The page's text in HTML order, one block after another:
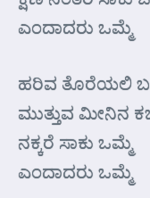
ಎಂದಾದರು ಒಮ್ಮೆ
ಹರಿವ ತೊರೆಯಲಿ
ಮುತ್ತುವ ಮೀನಿನ
ನಕ್ಕರೆ ಸಾಕು ಒಮ್ಮೆ
ಎಂದಾದರು ಒಮ್ಮೆ